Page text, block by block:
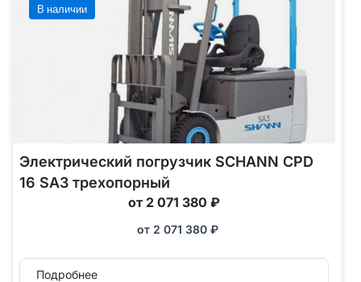
В наличии
Электрический погрузчик SCHANN CPD
16 SA3 трехопорный
от 2 071 380 ₽
от 2 071 380 ₽
Подробнее